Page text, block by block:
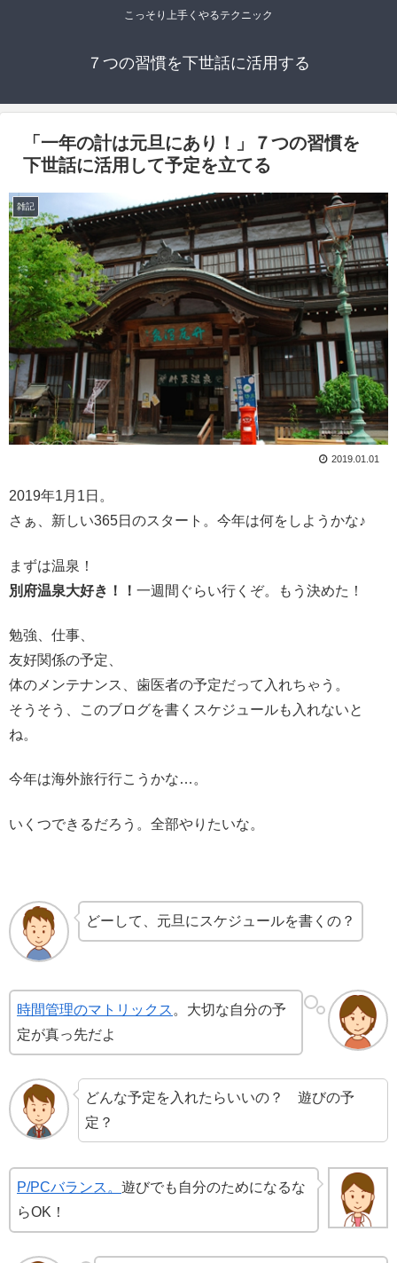
こっそり上手くやるテクニック
７つの習慣を下世話に活用する
「一年の計は元旦にあり！」７つの習慣を
下世話に活用して予定を立てる
雑記
2019.01.01
2019年1月1日。
さぁ、新しい365日のスタート。今年は何をしようかな♪
まずは温泉！
別府温泉大好き！！ 一週間ぐらい行くぞ。もう決めた！
勉強、仕事、
友好関係の予定、
体のメンテナンス、歯医者の予定だって入れちゃう。
そうそう、このブログを書くスケジュールも入れないと
ね。
今年は海外旅行行こうかな…。
いくつできるだろう。全部やりたいな。
どーして、元旦にスケジュールを書くの？
時間管理のマトリックス 。大切な自分の予
定が真っ先だよ
どんな予定を入れたらいいの？ 遊びの予
定？
P/PCバランス。 遊びでも自分のためになるな
らOK！